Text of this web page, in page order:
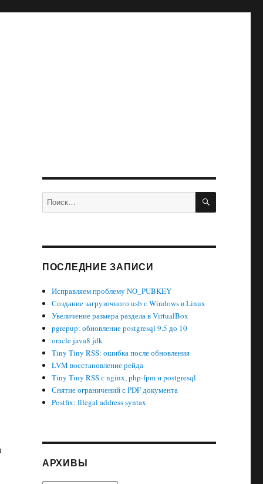
Искать: ПОИСК
ПОСЛЕДНИЕ ЗАПИСИ
Исправляем проблему NO_PUBKEY
Создание загрузочного usb с Windows в Linux
Увеличение размера раздела в VirtualBox
pgrepup: обновление postgresql 9.5 до 10
oracle java8 jdk
Tiny Tiny RSS: ошибка после обновления
LVM восстановление рейда
Tiny Tiny RSS с nginx, php-fpm и postgresql
Снятие ограничений с PDF документа
Postfix: Illegal address syntax
АРХИВЫ